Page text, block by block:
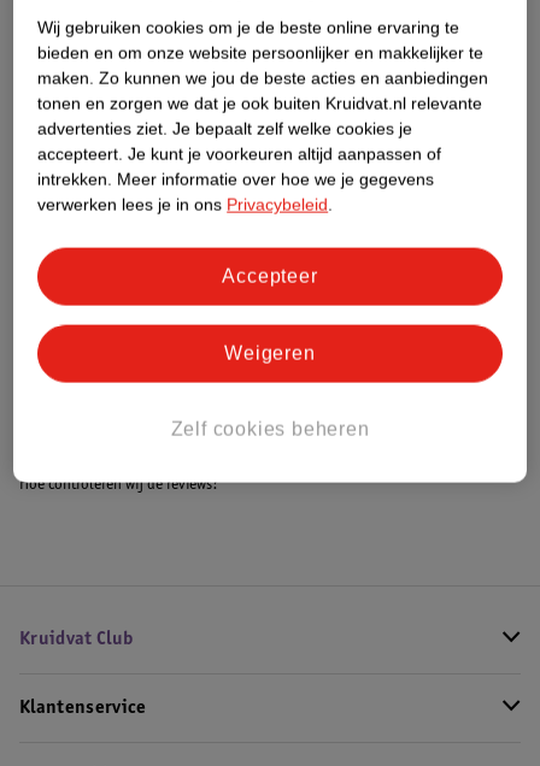
Etiketinformatie
Nature Impact Score
Dit product heeft (nog) geen Nature
Impact Score.
Meer informatie
Bestel & Bezorginformatie
Bekijk ook
Hoe controleren wij de reviews?
Kruidvat Club
Klantenservice
Wij gebruiken cookies om je de beste online ervaring te
bieden en om onze website persoonlijker en makkelijker te
maken. Zo kunnen we jou de beste acties en aanbiedingen
tonen en zorgen we dat je ook buiten Kruidvat.nl relevante
advertenties ziet. Je bepaalt zelf welke cookies je
accepteert. Je kunt je voorkeuren altijd aanpassen of
intrekken. Meer informatie over hoe we je gegevens
verwerken lees je in ons Privacybeleid.
Zelf cookies beheren
Weigeren
Accepteer